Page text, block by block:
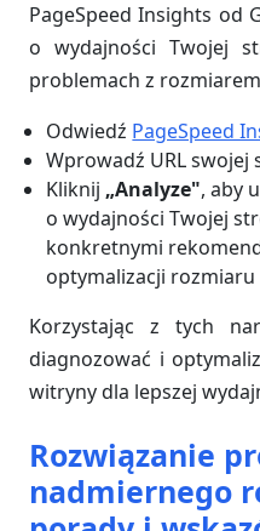
PageSpeed Insights od
o wydajności Twojej
problemach z
Odwiedź PageSpeed
Wprowadź URL
Kliknij „Analyze", aby
o wydajności Twojej
konkretnymi
optymalizacji rozmiaru
Korzystając z tych
diagnozować i
witryny dla lepszej
Rozwiązanie
nadmiernego